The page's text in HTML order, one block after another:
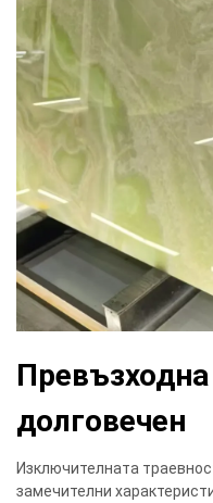
долговечен
Изключителната
замечителни